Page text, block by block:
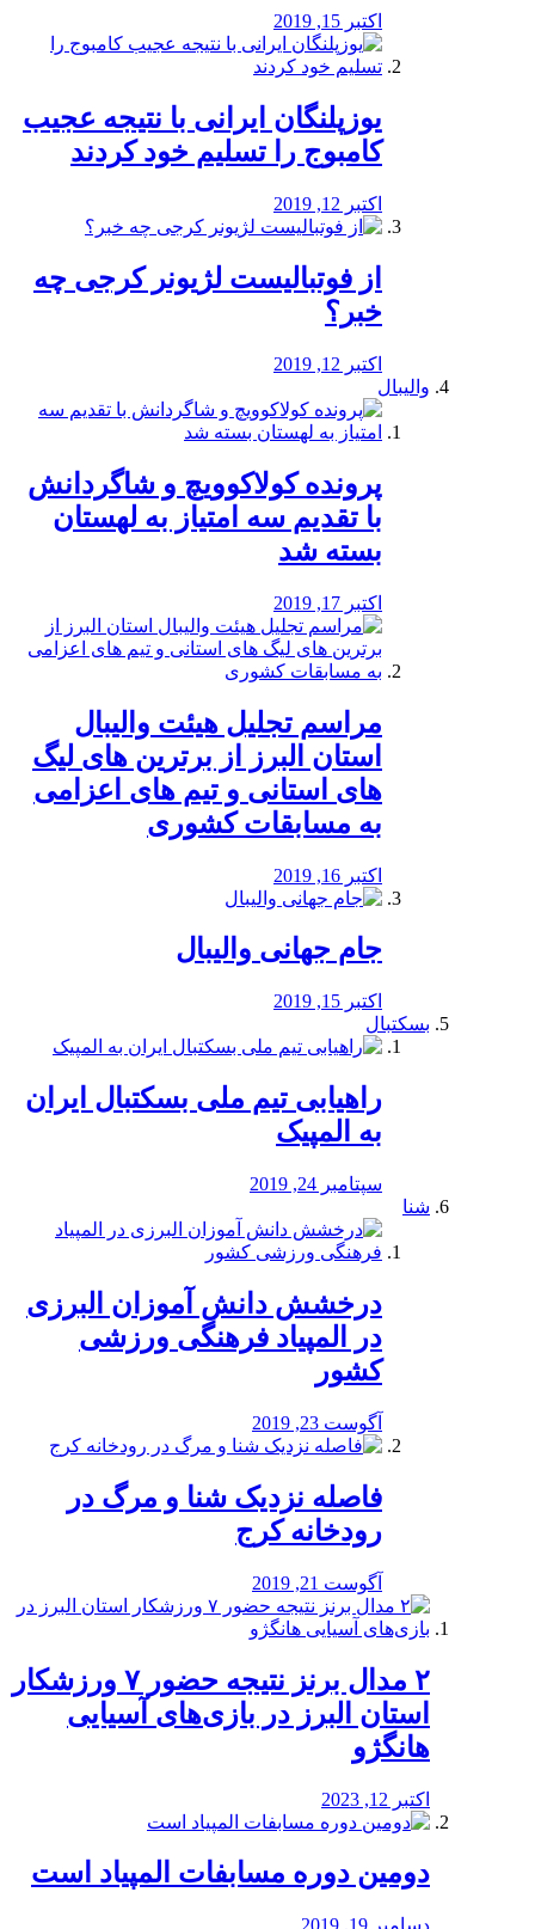
اکتبر 15, 2019
یوزپلنگان ایرانی با نتیجه عجیب
کامبوج را تسلیم خود کردند
اکتبر 12, 2019
از فوتبالیست لژیونر کرجی چه
خبر؟
اکتبر 12, 2019
والیبال
پرونده کولاکوویچ و شاگردانش
با تقدیم سه امتیاز به لهستان
بسته شد
اکتبر 17, 2019
مراسم تجلیل هیئت والیبال
استان البرز از برترین های لیگ
های استانی و تیم های اعزامی
به مسابقات کشوری
اکتبر 16, 2019
جام جهانی والیبال
اکتبر 15, 2019
بسکتبال
راهیابی تیم ملی بسکتبال ایران
به المپیک
سپتامبر 24, 2019
شنا
درخشش دانش آموزان البرزی
در المپیاد فرهنگی ورزشی
کشور
آگوست 23, 2019
️فاصله نزدیک شنا و مرگ در
رودخانه کرج
آگوست 21, 2019
۲ مدال برنز نتیجه حضور ۷ ورزشکار
استان البرز در بازی‌های آسیایی
هانگژو
اکتبر 12, 2023
دومین دوره مسابفات المپیاد است